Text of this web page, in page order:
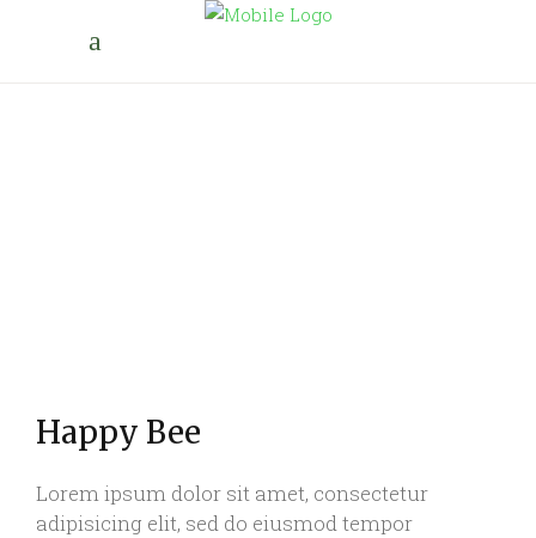
Happy Bee
Lorem ipsum dolor sit amet, consectetur
adipisicing elit, sed do eiusmod tempor